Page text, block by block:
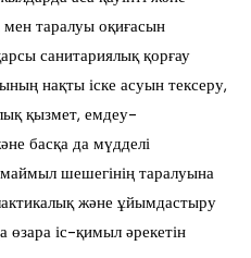
мен таралуы оқиғасын
санитариялық қорғау
нақты іске асуын тексеру,
қызмет, емдеу-
басқа да мүдделі
шешегінің таралуына
және ұйымдастыру
іс-қимыл әрекетін